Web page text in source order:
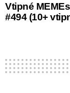
Vtipné
#494 (10+